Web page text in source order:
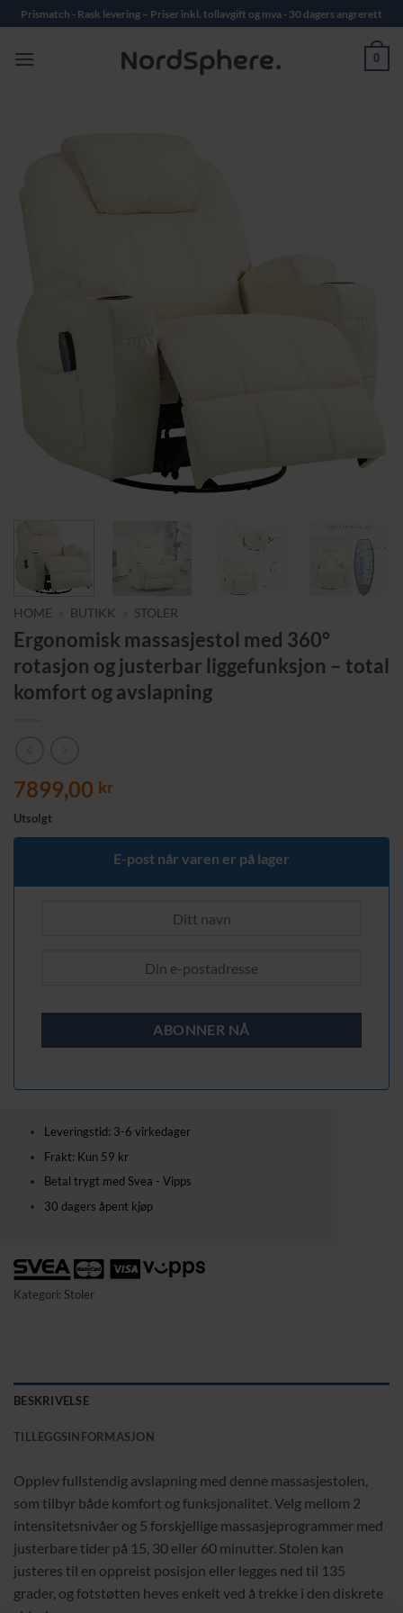
Skip
to
content
Prismatch - Rask levering – Priser inkl. tollavgift og mva - 30 dagers angrerett
0
HOME BUTIKK STOLER
Ergonomisk massasjestol med 360°
rotasjon og justerbar liggefunksjon – total
komfort og avslapning
7899,00 kr
Utsolgt
E-post når varen er på lager
Leveringstid: 3-6 virkedager
Frakt: Kun 59 kr
Betal trygt med Svea - Vipps
30 dagers åpent kjøp
Kategori: Stoler
BESKRIVELSE
TILLEGGSINFORMASJON
Opplev fullstendig avslapning med denne massasjestolen,
som tilbyr både komfort og funksjonalitet. Velg mellom 2
intensitetsnivåer og 5 forskjellige massasjeprogrammer med
justerbare tider på 15, 30 eller 60 minutter. Stolen kan
justeres til en oppreist posisjon eller legges ned til 135
grader, og fotstøtten heves enkelt ved å trekke i den diskrete